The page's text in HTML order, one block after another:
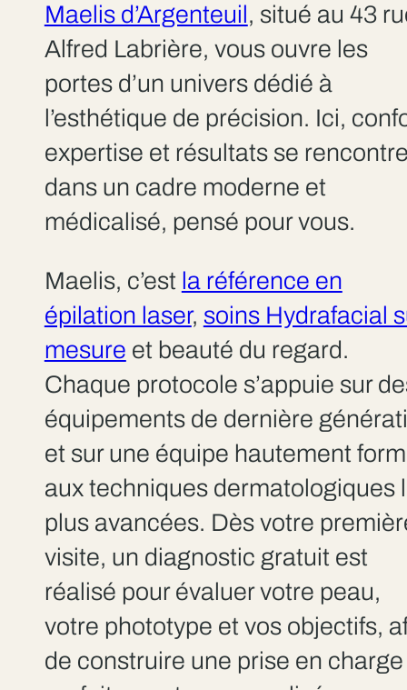
Maelis d’Argenteuil, situé au 43
Alfred Labrière, vous ouvre les
portes d’un univers dédié à
l’esthétique de précision. Ici,
expertise et résultats se
dans un cadre moderne et
médicalisé, pensé pour vous.
Maelis, c’est la référence en
épilation laser, soins Hydrafacial
mesure et beauté du regard.
Chaque protocole s’appuie sur
équipements de dernière
et sur une équipe hautement
aux techniques dermatologiques
plus avancées. Dès votre
visite, un diagnostic gratuit est
réalisé pour évaluer votre peau,
votre phototype et vos objectifs,
de construire une prise en charge